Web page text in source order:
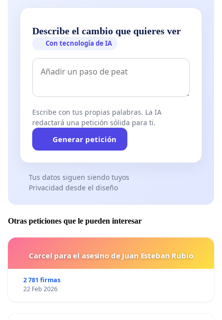
Describe el cambio que quieres ver
Con tecnología de IA
Escribe con tus propias palabras. La IA
redactará una petición sólida para ti.
Generar petición
Tus datos siguen siendo tuyos
Privacidad desde el diseño
Otras peticiones que le pueden interesar
Carcel para el asesino de Juan Esteban Rubio
2 781 firmas
22 Feb 2026